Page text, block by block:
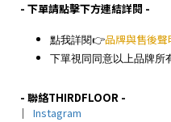
- 下單請點擊下方連結詳閱 -
點我詳閱👉品牌與售後聲
下單視同同意以上品牌所
- 聯絡THIRDFLOOR -
｜ Instagram